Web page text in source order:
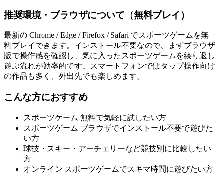
推奨環境・ブラウザについて（無料プレイ）
最新の Chrome / Edge / Firefox / Safari でスポーツゲームを無
料プレイできます。インストール不要なので、まずブラウザ
版で操作感を確認し、気に入ったスポーツゲームを繰り返し
遊ぶ流れが効率的です。スマートフォンではタップ操作向け
の作品も多く、外出先でも楽しめます。
こんな方におすすめ
スポーツゲーム 無料で気軽に試したい方
スポーツゲーム ブラウザでインストール不要で遊びた
い方
球技・スキー・アーチェリーなど競技別に比較したい
方
オンライン スポーツゲームでスキマ時間に遊びたい方